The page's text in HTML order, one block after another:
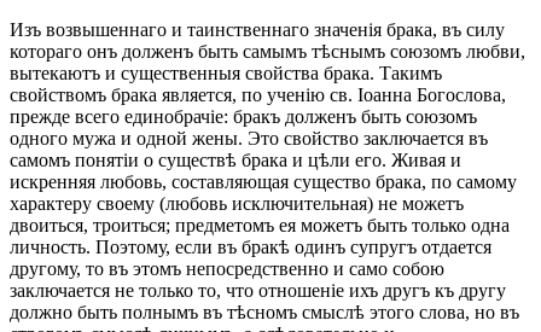
Изъ возвышеннаго и таинственнаго значенія брака, въ силу
котораго онъ долженъ быть самымъ тѣснымъ союзомъ любви,
вытекаютъ и существенныя свойства брака. Такимъ
свойствомъ брака является, по ученію св. Іоанна Богослова,
прежде всего единобрачіе: бракъ долженъ быть союзомъ
одного мужа и одной жены. Это свойство заключается въ
самомъ понятіи о существѣ брака и цѣли его. Живая и
искренняя любовь, составляющая существо брака, по самому
характеру своему (любовь исключительная) не можетъ
двоиться, троиться; предметомъ ея можетъ быть только одна
личность. Поэтому, если въ бракѣ одинъ супругъ отдается
другому, то въ этомъ непосредственно и само собою
заключается не только то, что отношеніе ихъ другъ къ другу
должно быть полнымъ въ тѣсномъ смыслѣ этого слова, но въ